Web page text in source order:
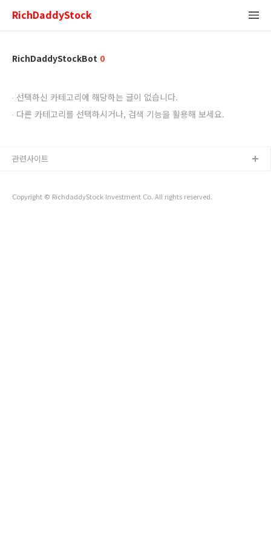
RichDaddyStock
RichDaddyStockBot 0
선택하신 카테고리에 해당하는 글이 없습니다.
다른 카테고리를 선택하시거나, 검색 기능을 활용해 보세요.
Copyright © RichdaddyStock Investment Co. All rights reserved.
관련사이트